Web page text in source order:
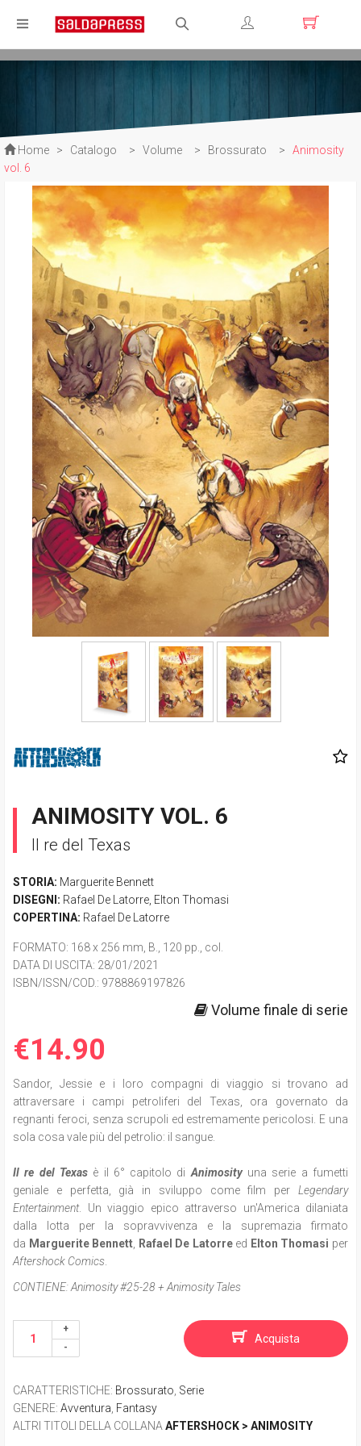
Registrati
Home > Catalogo > Volume > Brossurato >
Animosity
vol. 6
ANIMOSITY VOL. 6
Il re del Texas
STORIA: Marguerite Bennett
DISEGNI: Rafael De Latorre Elton Thomasi
COPERTINA: Rafael De Latorre
FORMATO: 168 x 256 mm, B., 120 pp., col.
DATA DI USCITA: 28/01/2021
ISBN/ISSN/COD.: 9788869197826
Volume finale di serie
€14.90
Sandor, Jessie e i loro compagni di viaggio si trovano ad
attraversare i campi petroliferi del Texas, ora governato da
regnanti feroci, senza scrupoli ed estremamente pericolosi. E una
sola cosa vale più del petrolio: il sangue.
Il re del Texas è il 6° capitolo di Animosity una serie a fumetti
geniale e perfetta, già in sviluppo come film per Legendary
Entertainment. Un viaggio epico attraverso un'America dilaniata
dalla lotta per la sopravvivenza e la supremazia firmato
da Marguerite Bennett Rafael De Latorreed Elton Thomasi per
Aftershock Comics
CONTIENE:Animosity #25-28 + Animosity Tales
Acquista
CARATTERISTICHE: Brossurato Serie
GENERE: Avventura Fantasy
ALTRI TITOLI DELLA COLLANA AFTERSHOCK > ANIMOSITY